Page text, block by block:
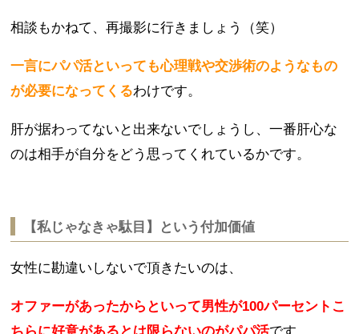
相談もかねて、再撮影に行きましょう（笑）
一言にパパ活といっても心理戦や交渉術のようなもの
が必要になってくるわけです。
肝が据わってないと出来ないでしょうし、一番肝心な
のは相手が自分をどう思ってくれているかです。
【私じゃなきゃ駄目】という付加価値
女性に勘違いしないで頂きたいのは、
オファーがあったからといって男性が100パーセントこ